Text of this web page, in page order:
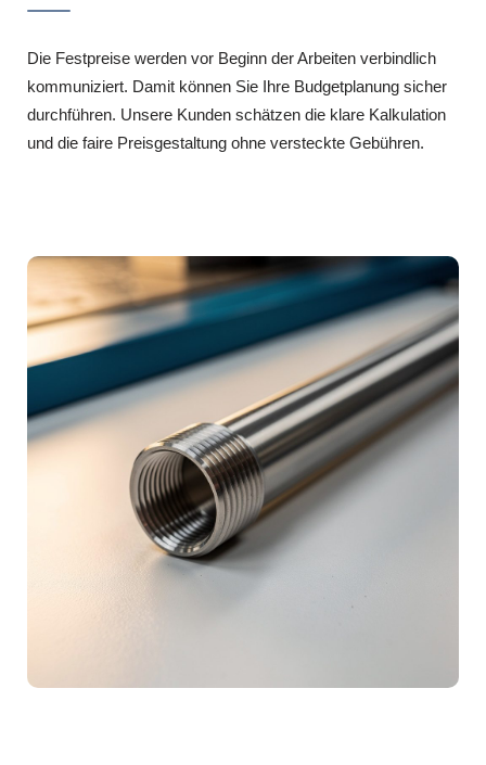
Die Festpreise werden vor Beginn der Arbeiten verbindlich
kommuniziert. Damit können Sie Ihre Budgetplanung sicher
durchführen. Unsere Kunden schätzen die klare Kalkulation
und die faire Preisgestaltung ohne versteckte Gebühren.